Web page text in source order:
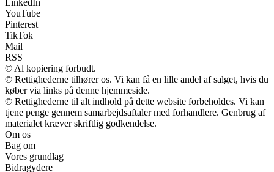
LinkedIn
YouTube
Pinterest
TikTok
Mail
RSS
© Al kopiering forbudt.
© Rettighederne tilhører os. Vi kan få en lille andel af salget, hvis du
køber via links på denne hjemmeside.
© Rettighederne til alt indhold på dette website forbeholdes. Vi kan
tjene penge gennem samarbejdsaftaler med forhandlere. Genbrug af
materialet kræver skriftlig godkendelse.
Om os
Bag om
Vores grundlag
Bidragydere